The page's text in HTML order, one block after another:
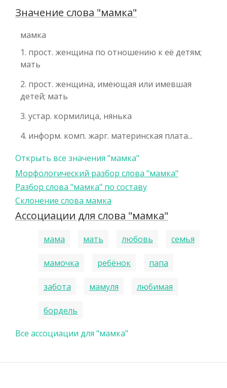
Значение слова "мамка"
мамка
1. прост. женщина по отношению к её детям;
мать
2. прост. женщина, имеющая или имевшая
детей; мать
3. устар. кормилица, нянька
4. информ. комп. жарг. материнская плата...
Открыть все значения "мамка"
Морфологический разбор слова "мамка"
Разбор слова "мамка" по составу
Склонение слова мамка
Ассоциации для слова "мамка"
мама мать любовь семья
мамочка ребёнок папа
забота мамуля любимая
бордель
Все ассоциации для "мамка"